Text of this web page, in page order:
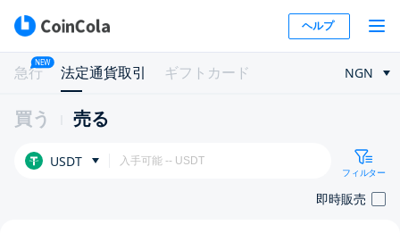
ヘルプ
急行
NEW
法定通貨取引 ギフトカード NGN
買う 売る
USDT
フィルター
即時販売